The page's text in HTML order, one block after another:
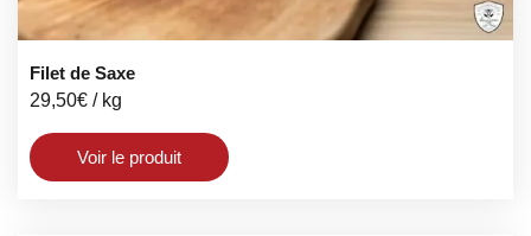
Filet de Saxe
29,50€ / kg
Voir le produit